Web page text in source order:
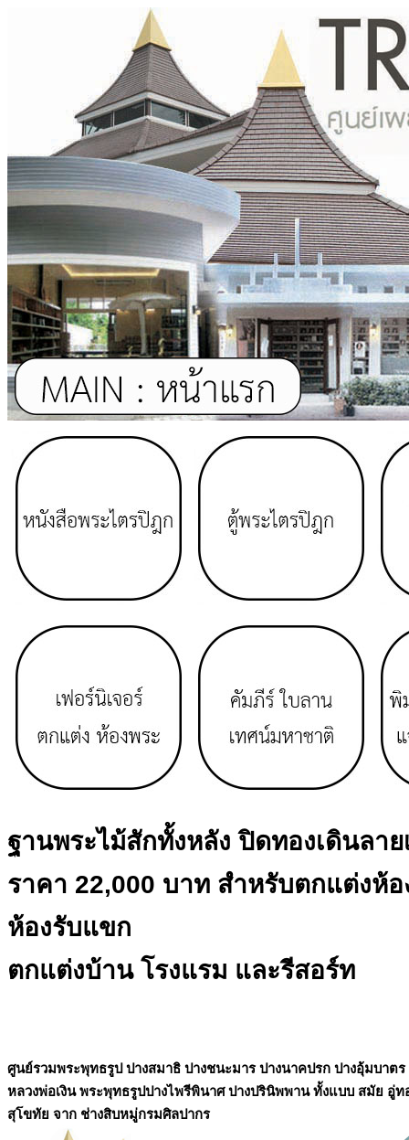
ฐานพระไม้สักทั้งหลัง ปิดทองเดินลาย
ราคา 22,000 บาท สำหรับตกแต่งห้อ
ห้องรับแขก
ตกแต่งบ้าน โรงแรม และรีสอร์ท
ศูนย์รวมพระพุทธรูป ปางสมาธิ ปางชนะมาร ปางนาคปรก ปางอุ้มบาตร
หลวงพ่อเงิน พระพุทธรูปปางไพรีพินาศ ปางปรินิพพาน ทั้งแบบ สมัย อู่
สุโขทัย จาก ช่างสิบหมู่กรมศิลปากร